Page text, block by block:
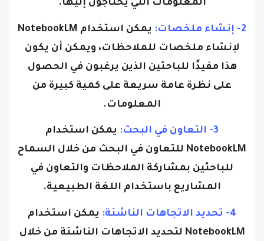
يمكن استخدام NotebookLM
لإنشاء ملخصات للملاحظات، ويمكن أن يكون
هذا مفيدًا للباحثين الذين يرغبون في الحصول
على نظرة عامة سريعة على كمية كبيرة من
المعلومات.
NotebookLM للتعاون في البحث من خلال السماح
للباحثين بمشاركة الملاحظات والتعاون في
المشاريع باستخدام اللغة الطبيعية.
يمكن استخدام
NotebookLM لتحديد الاتجاهات الناشئة من خلال
تحليل محتوى الملاحظات، وهذا يمكن أن يساعد